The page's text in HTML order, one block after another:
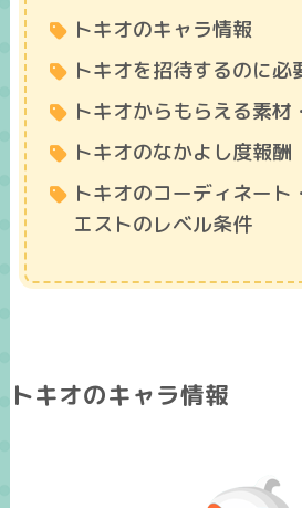
トキオのキャラ情報
トキオを招待するのに必
トキオからもらえる素材
トキオのなかよし度報酬
トキオのコーディネート
エストのレベル条件
トキオのキャラ情報